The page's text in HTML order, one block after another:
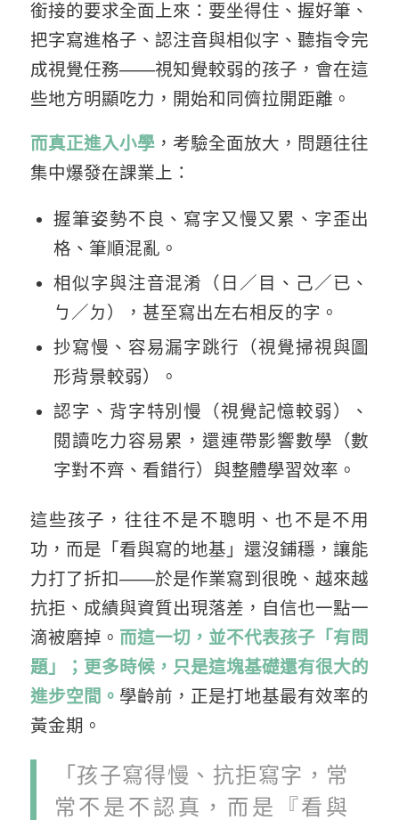
銜接的要求全面上來：要坐得住、握好筆、
把字寫進格子、認注音與相似字、聽指令完
成視覺任務——視知覺較弱的孩子，會在這
些地方明顯吃力，開始和同儕拉開距離。
而真正進入小學，考驗全面放大，問題往往
集中爆發在課業上：
握筆姿勢不良、寫字又慢又累、字歪出
格、筆順混亂。
相似字與注音混淆（日／目、己／已、
ㄅ／ㄉ），甚至寫出左右相反的字。
抄寫慢、容易漏字跳行（視覺掃視與圖
形背景較弱）。
認字、背字特別慢（視覺記憶較弱）、
閱讀吃力容易累，還連帶影響數學（數
字對不齊、看錯行）與整體學習效率。
這些孩子，往往不是不聰明、也不是不用
功，而是「看與寫的地基」還沒鋪穩，讓能
力打了折扣——於是作業寫到很晚、越來越
抗拒、成績與資質出現落差，自信也一點一
滴被磨掉。 而這一切，並不代表孩子「有問
題」；更多時候，只是這塊基礎還有很大的
進步空間。 學齡前，正是打地基最有效率的
黃金期。
「孩子寫得慢、抗拒寫字，常
常不是不認真，而是『看與